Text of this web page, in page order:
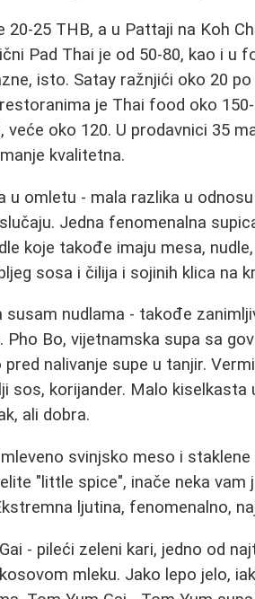
20-25 THB, a u Pattaji na Koh
Pad Thai je od 50-80, kao i u
isto. Satay ražnjići oko 20
je Thai food oko
veće oko 120. U prodavnici 35
kvalitetna.
u omletu - mala razlika u
Jedna fenomenalna
koje takođe imaju mesa,
sosa i čilija i sojinih klica na
susam nudlama - takođe
Bo, vijetnamska supa sa
nalivanje supe u tanjir.
sos, korijander. Malo
ali dobra.
svinjsko meso i
"little spice", inače neka vam
ljutina, fenomenalno,
- pileći zeleni kari, jedno od
mleku. Jako lepo jelo,